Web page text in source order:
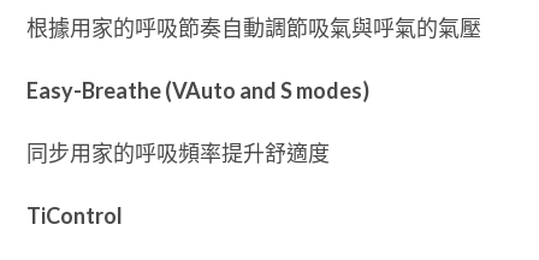
罩
套】
根據用家的呼吸節奏自動調節吸氣與呼氣的氣壓
Easy-Breathe (VAuto and S modes)
同步用家的呼吸頻率提升舒適度
TiControl